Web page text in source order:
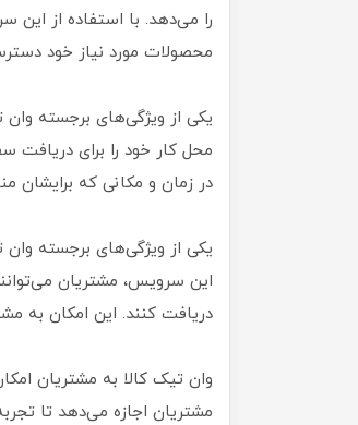
را می‌دهد. با استفاده از این
محصولات مورد نیاز خود
یکی از ویژگی‌های برجسته
محل کار خود را برای دریافت
در زمان و مکانی که
یکی از ویژگی‌های برجسته
این سرویس، مشتریان
دریافت کنند. این امکان به
وان تیک کالا به مشتریان
مشتریان اجازه می‌دهد تا